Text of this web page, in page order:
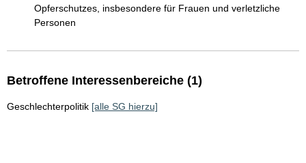
Opferschutzes, insbesondere für Frauen und verletzliche
Personen
Betroffene Interessenbereiche (1)
Geschlechterpolitik [alle SG hierzu]